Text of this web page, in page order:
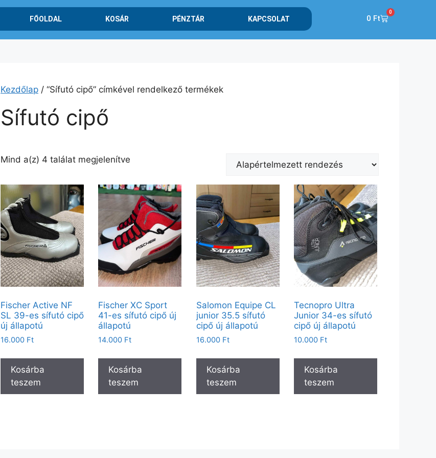
FŐOLDAL KOSÁR PÉNZTÁR KAPCSOLAT 0 Ft
0
Kezdőlap / “Sífutó cipő” címkével rendelkező termékek
Sífutó cipő
Mind a(z) 4 találat megjelenítve
Fischer Active NF
SL 39-es sífutó cipő
új állapotú
16.000 Ft
Kosárba
teszem
Fischer XC Sport
41-es sífutó cipő új
állapotú
14.000 Ft
Kosárba
teszem
Salomon Equipe CL
junior 35.5 sífutó
cipő új állapotú
16.000 Ft
Kosárba
teszem
Tecnopro Ultra
Junior 34-es sífutó
cipő új állapotú
10.000 Ft
Kosárba
teszem